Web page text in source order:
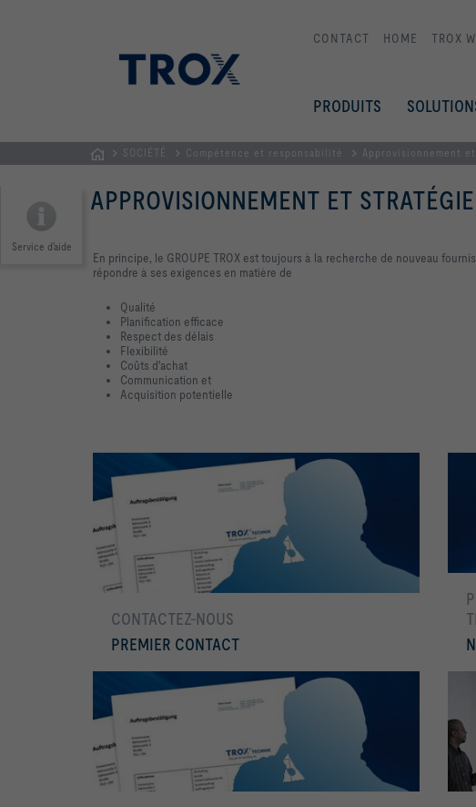
CONTACT HOME TROX
PRODUITS
d'accueil
SOCIÉTÉ Compétence et responsabilité Approvisionnement
Service d'aide
APPROVISIONNEMENT ET
En principe, le GROUPE TROX est toujours à la recherche de nouveau
répondre à ses exigences en matière de
Qualité
Planification efficace
Respect des délais
Flexibilité
Coûts d'achat
Communication et
Acquisition potentielle
CONTACTEZ-NOUS
PREMIER CONTACT
En savoir plus